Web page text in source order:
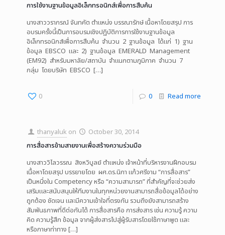
การใช้งานฐานข้อมูลอิเล็กทรอนิกส์เพื่อการสืบค้น
นางสาววราภรณ์ จันทคัต ตำแหน่ง บรรณารักษ์ เนื้อหาโดยสรุป การ
อบรมครั้งนี้เป็นการอบรมเชิงปฏิบัติการการใช้งานฐานข้อมูล
อิเล็กทรอนิกส์เพื่อการสืบค้น จำนวน 2 ฐานข้อมูล ได้แก่ 1) ฐาน
ข้อมูล EBSCO และ 2) ฐานข้อมูล EMERALD Management
(EM92) สำหรับมหาลัย/สถาบัน จำแนกตามภูมิภาค จำนวน 7
กลุ่ม โดยบริษัท EBSCO […]
0 0 Read more
thanyaluk on
October 30, 2014
การสื่อสารข้ามสายงานเพื่อสร้างความร่วมมือ
นางสาววิไลวรรณ สิงหวิบูลย์ ตำแหน่ง เจ้าหน้าที่บริหารงานฝึกอบรม
เนื้อหาโดยสรุป บรรยายโดย ผศ.ดร.นิภา แก้วศรีงาม “การสื่อสาร”
เป็นหนึ่งใน Competency หรือ “ความสามารถ” ที่สำคัญที่จะช่วยส่ง
เสริมและสนับสนุนให้ทีมงานในทุกหน่วยงานสามารถสื่อข้อมูลได้อย่าง
ถูกต้อง ชัดเจน และมีความเข้าใจที่ตรงกัน รวมถึงยังสามารถสร้าง
สัมพันธภาพที่ดีต่อกันได้ การสื่อสารคือ การส่งสาร เช่น ความรู้ ความ
คิด ความรู้สึก ข้อมูล จากผู้ส่งสารไปสู่ผู้รับสารโดยใช้ภาษาพูด และ
หรือภาษาท่าทาง […]